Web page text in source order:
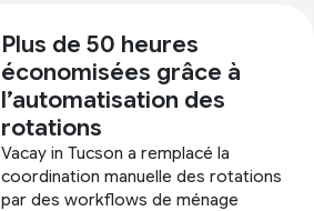
Plus de 50 heures
économisées grâce à
l’automatisation des
rotations
Vacay in Tucson a remplacé la
coordination manuelle des rotations
par des workflows de ménage